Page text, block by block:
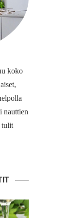
koko
nauttien
tulit